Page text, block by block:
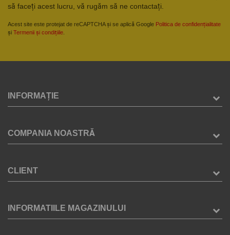
să faceți acest lucru, vă rugăm să ne contactați.
Acest site este protejat de reCAPTCHA și se aplică Google Politica de confidențialitate
și Termenii și condițiile
INFORMAȚIE
COMPANIA NOASTRĂ
CLIENT
INFORMATIILE MAGAZINULUI